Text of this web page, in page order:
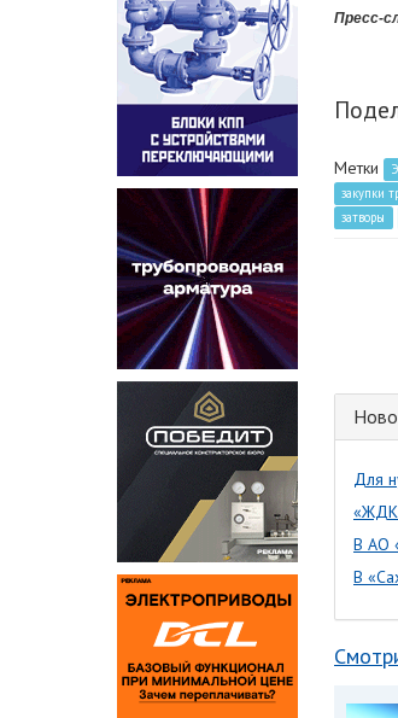
Пресс-
Метки
закупки
затворы
Для
В АО
В